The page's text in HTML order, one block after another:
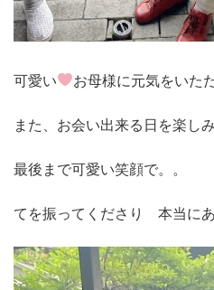
可愛い お母様に元気をいた
また、お会い出来る日を楽し
最後まで可愛い笑顔で。。
てを振ってくださり 本当に